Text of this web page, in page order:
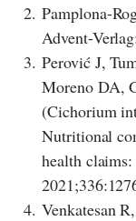
2. Pamplona-
Advent-
3. Perović J,
Moreno DA,
(Cichorium
Nutritional
health
4. Venkatesan